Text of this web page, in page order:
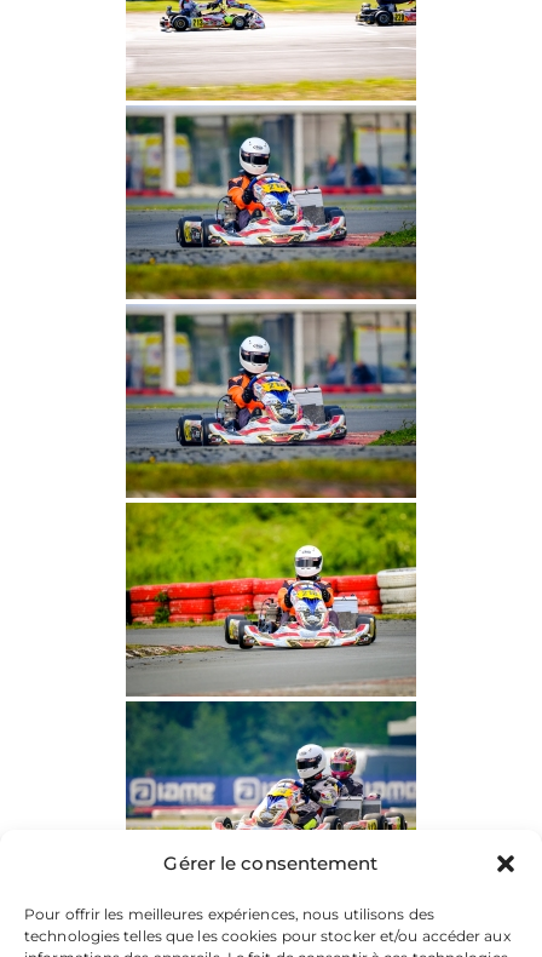
Gérer le consentement
Pour offrir les meilleures expériences, nous utilisons des
technologies telles que les cookies pour stocker et/ou accéder aux